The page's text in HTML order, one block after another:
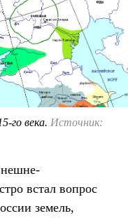
го века. Источник:
встал вопрос
земель,